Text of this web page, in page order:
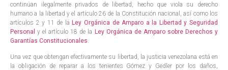
continúan ilegalmente privados de libertad, hecho que viola su derecho
humano a la libertad y el artículo 26 de la Constitución nacional, así como los
artículos 2 y 11 de la Ley Orgánica de Amparo a la Libertad y Seguridad
Personal y el artículo 18 de la Ley Orgánica de Amparo sobre Derechos y
Garantías Constitucionales
Una vez que obtengan efectivamente su libertad, la justicia venezolana está en
la obligación de reparar a los tenientes Gómez y Gedler por los daños,